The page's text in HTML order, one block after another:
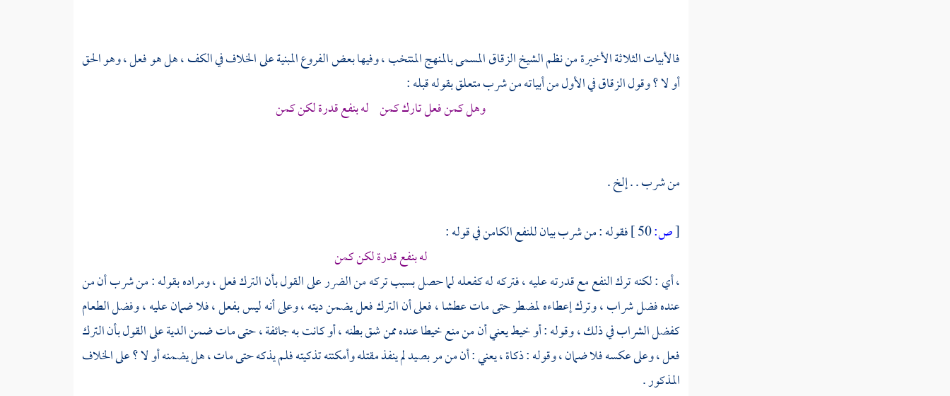
فالأبيات الثلاثة الأخيرة من نظمالشيخ الزقاقالمسمى بالمنهج المنتخب ، وفيها بعض الفروع المبنية على الخلاف في الكف ، هل هو فعل ، وهو الحق
أو لا ؟ وقولالزقاقفي الأول من أبياته من شرب متعلق بقوله قبله :
وهل كمن فعل تارك كمن له بنفع قدرة لكن كمن
من شرب . . إلخ .
[ص:
فقوله : من شرب بيان للنفع الكامن في قوله :
له بنفع قدرة لكن كمن
، أي : لكنه ترك النفع مع قدرته عليه ، فتركه له كفعله لما حصل بسبب تركه من الضرر على القول بأن الترك فعل ، ومراده بقوله : من شرب أن من
عنده فضل شراب ، وترك إعطاءه لمضطر حتى مات عطشا ، فعلى أن الترك فعل يضمن ديته ، وعلى أنه ليس بفعل ، فلا ضمان عليه ، وفضل الطعام
كفضل الشراب في ذلك ، وقوله : أو خيط يعني أن من منع خيطا عنده ممن شق بطنه ، أو كانت به جائفة ، حتى مات ضمن الدية على القول بأن الترك
فعل ، وعلى عكسه فلا ضمان ، وقوله : ذكاة ، يعني : أن من مر بصيد لم ينفذ مقتله وأمكنته تذكيته فلم يذكه حتى مات ، هل يضمنه أو لا ؟ على الخلاف
المذكور .